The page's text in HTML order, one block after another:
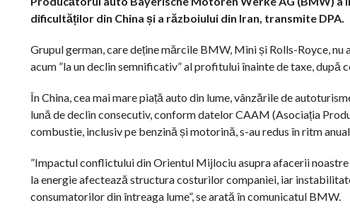
dificultăților din China și a războiului din Iran, transmite DPA.
Grupul german, care deține mărcile BMW, Mini și Rolls-Royce,
acum ”la un declin semnificativ” al profitului înainte de taxe, după
În China, cea mai mare piață auto din lume, vânzările de
lună de declin consecutiv, conform datelor CAAM (Asociația
combustie, inclusiv pe benzină și motorină, s-au redus în ritm
”Impactul conflictului din Orientul Mijlociu asupra afacerii
la energie afectează structura costurilor companiei, iar
consumatorilor din întreaga lume”, se arată în comunicatul BMW.